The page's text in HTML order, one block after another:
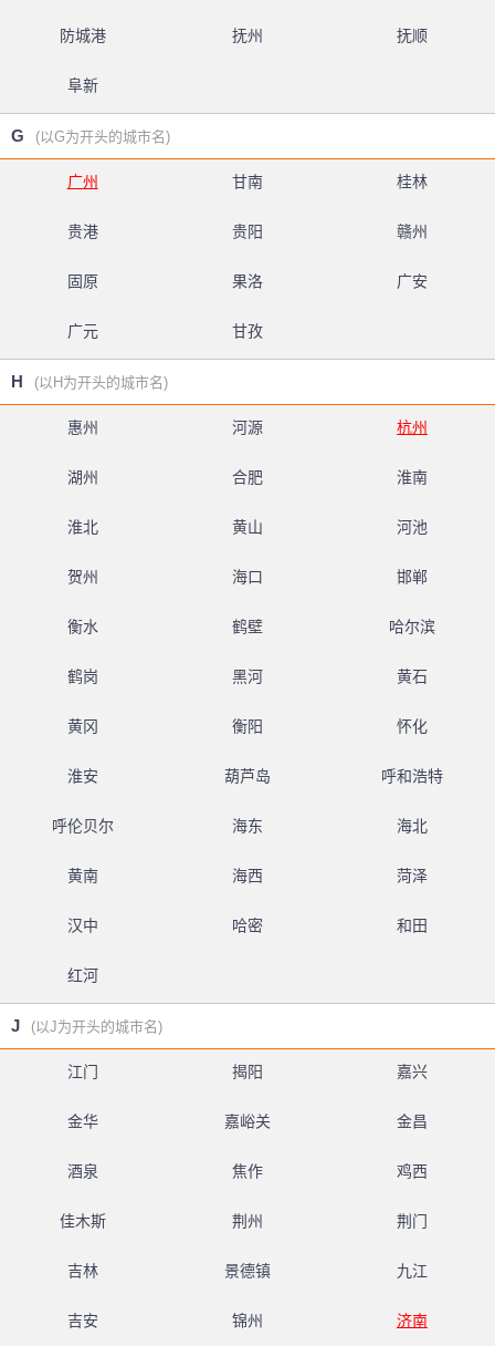
防城港 抚州 抚顺
阜新
G (以G为开头的城市名)
广州 甘南 桂林
贵港 贵阳 赣州
固原 果洛 广安
广元 甘孜
H (以H为开头的城市名)
惠州 河源 杭州
湖州 合肥 淮南
淮北 黄山 河池
贺州 海口 邯郸
衡水 鹤壁 哈尔滨
鹤岗 黑河 黄石
黄冈 衡阳 怀化
淮安 葫芦岛 呼和浩特
呼伦贝尔 海东 海北
黄南 海西 菏泽
汉中 哈密 和田
红河
J (以J为开头的城市名)
江门 揭阳 嘉兴
金华 嘉峪关 金昌
酒泉 焦作 鸡西
佳木斯 荆州 荆门
吉林 景德镇 九江
吉安 锦州 济南